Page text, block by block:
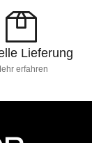
Lieferung
erfahren